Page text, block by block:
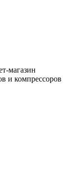
магазин
и компрессоров